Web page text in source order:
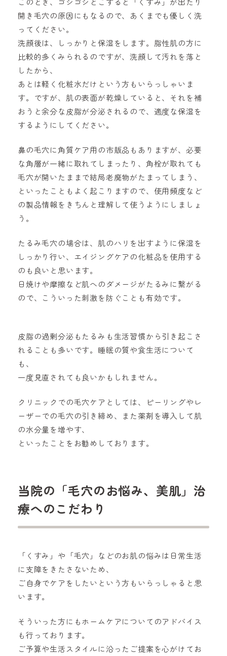
開き毛穴の原因にもなるので、あくまでも優しく洗
ってください。
洗顔後は、しっかりと保湿をします。脂性肌の方に
比較的多くみられるのですが、洗顔して汚れを落と
したから、
あとは軽く化粧水だけという方もいらっしゃいま
す。ですが、肌の表面が乾燥していると、それを補
おうと余分な皮脂が分泌されるので、適度な保湿を
するようにしてください。
鼻の毛穴に角質ケア用の市販品もありますが、必要
な角層が一緒に取れてしまったり、角栓が取れても
毛穴が開いたままで結局老廃物がたまってしまう、
といったこともよく起こりますので、使用頻度など
の製品情報をきちんと理解して使うようにしましょ
う。
たるみ毛穴の場合は、肌のハリを出すように保湿を
しっかり行い、エイジングケアの化粧品を使用する
のも良いと思います。
日焼けや摩擦など肌へのダメージがたるみに繋がる
ので、こういった刺激を防ぐことも有効です。
皮脂の過剰分泌もたるみも生活習慣から引き起こさ
れることも多いです。睡眠の質や食生活について
も、
一度見直されても良いかもしれません。
クリニックでの毛穴ケアとしては、ピーリングやレ
ーザーでの毛穴の引き締め、また薬剤を導入して肌
の水分量を増やす、
といったことをお勧めしております。
当院の「毛穴のお悩み、美肌」治
療へのこだわり
「くすみ」や「毛穴」などのお肌の悩みは日常生活
に支障をきたさないため、
ご自身でケアをしたいという方もいらっしゃると思
います。
そういった方にもホームケアについてのアドバイス
も行っております。
ご予算や生活スタイルに沿ったご提案を心がけてお